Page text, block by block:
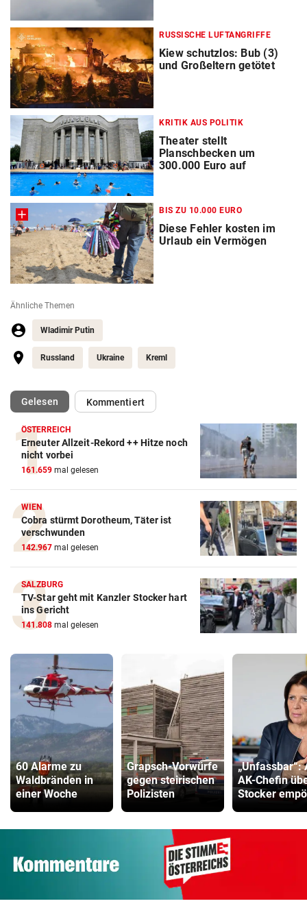
RUSSISCHE LUFTANGRIFFE
Kiew schutzlos: Bub (3)
und Großeltern getötet
KRITIK AUS POLITIK
Theater stellt
Planschbecken um
300.000 Euro auf
BIS ZU 10.000 EURO
Diese Fehler kosten im
Urlaub ein Vermögen
Ähnliche Themen
Wladimir Putin
Russland Ukraine Kreml
Gelesen(ausgewählt)Kommentiert
ÖSTERREICH
Erneuter Allzeit-Rekord ++ Hitze noch
nicht vorbei
161.659 mal gelesen
WIEN
Cobra stürmt Dorotheum, Täter ist
verschwunden
142.967 mal gelesen
SALZBURG
TV-Star geht mit Kanzler Stocker hart
ins Gericht
141.808 mal gelesen
60 Alarme zu
Waldbränden in
einer Woche
Grapsch-Vorwürfe
gegen steirischen
Polizisten
„Unfassbar“:
AK-Chefin
Stocker